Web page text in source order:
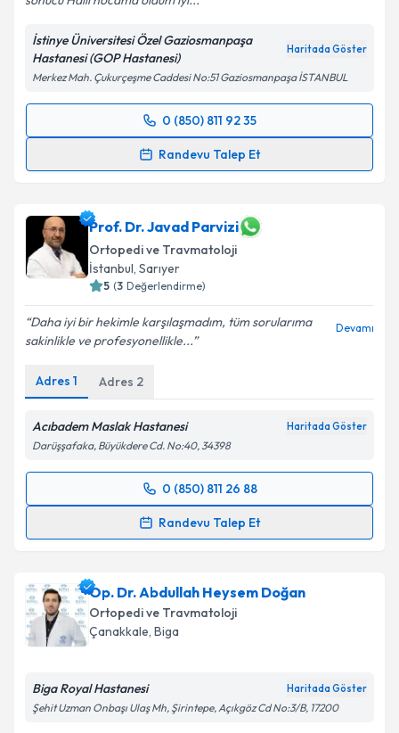
İstinye Üniversitesi Özel Gaziosmanpaşa
Hastanesi (GOP Hastanesi)
Haritada Göster
Merkez Mah. Çukurçeşme Caddesi No:51 Gaziosmanpaşa İSTANBUL
0 (850) 811 92 35
Randevu Talep Et
Randevu Takvimi Talebi
takvim hazırlandığında e-posta ile bilgilendireceğiz.
E-posta Adresiniz
Kişisel verilerimin işlenmesine ilişkin
kapsamda işlenmesini kabul ediyorum.
Takvim Talebini Gönder
Prof. Dr. Javad Parvizi
Ortopedi ve Travmatoloji
İstanbul, Sarıyer
5 (3 Değerlendirme)
Daha iyi bir hekimle karşılaşmadım, tüm sorularıma
sakinlikle ve profesyonellikle...
Devamı
Adres 1 Adres 2
Acıbadem Maslak Hastanesi Haritada Göster
Darüşşafaka, Büyükdere Cd. No:40, 34398
0 (850) 811 26 88
Randevu Talep Et
Randevu Takvimi Talebi
takvim hazırlandığında e-posta ile bilgilendireceğiz.
E-posta Adresiniz
Kişisel verilerimin işlenmesine ilişkinAydınlatma
Op. Dr. Abdullah Heysem Doğan
Ortopedi ve Travmatoloji
Çanakkale, Biga
Biga Royal Hastanesi Haritada Göster
Şehit Uzman Onbaşı Ulaş Mh, Şirintepe, Açıkgöz Cd No:3/B, 17200